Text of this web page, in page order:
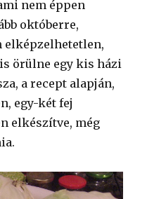
nem éppen
októberre,
elképzelhetetlen,
örülne egy kis házi
a recept alapján,
egy-két fej
elkészítve, még